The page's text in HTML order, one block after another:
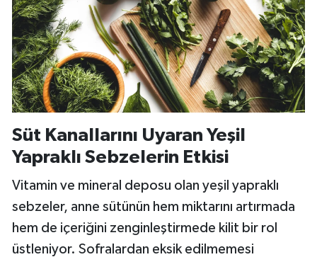
Süt Kanallarını Uyaran Yeşil
Yapraklı Sebzelerin Etkisi
Vitamin ve mineral deposu olan yeşil yapraklı
sebzeler, anne sütünün hem miktarını artırmada
hem de içeriğini zenginleştirmede kilit bir rol
üstleniyor. Sofralardan eksik edilmemesi